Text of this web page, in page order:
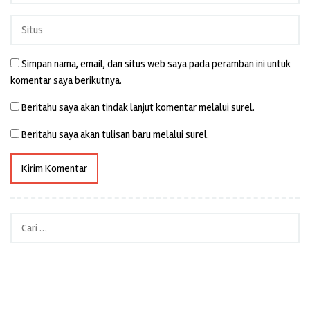
Simpan nama, email, dan situs web saya pada peramban ini untuk
komentar saya berikutnya.
Beritahu saya akan tindak lanjut komentar melalui surel.
Beritahu saya akan tulisan baru melalui surel.